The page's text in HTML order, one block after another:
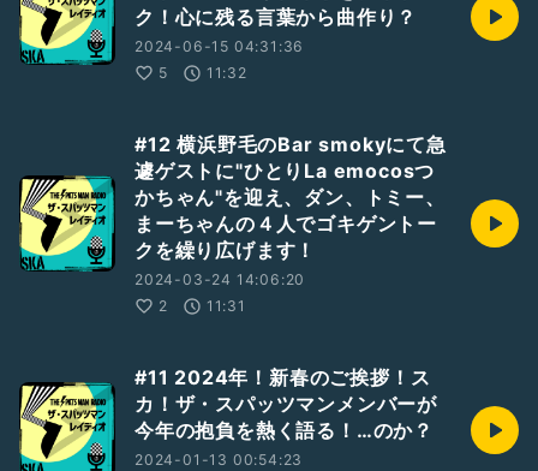
ク！心に残る言葉から曲作り？
2024-06-15 04:31:36
5
11:32
#12 横浜野毛のBar smokyにて急
遽ゲストに"ひとりLa emocosつ
かちゃん"を迎え、ダン、トミー、
まーちゃんの４人でゴキゲントー
クを繰り広げます！
2024-03-24 14:06:20
2
11:31
#11 2024年！新春のご挨拶！ス
カ！ザ・スパッツマンメンバーが
今年の抱負を熱く語る！…のか？
2024-01-13 00:54:23